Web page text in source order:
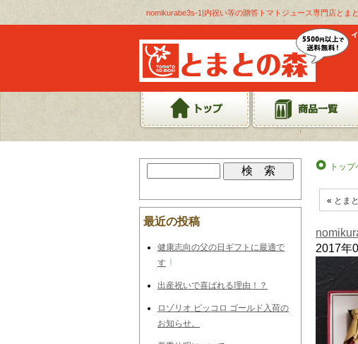
nomikurabe3s-1|内祝い等の贈答トマトジュース専門店とま
トッ
« とま
2017年
最近の投稿
健康志向の父の日ギフトに最適で
す
出産祝いで喜ばれる理由！？
ロゾリオ ピッコロ ゴールド入荷の
お知らせ。